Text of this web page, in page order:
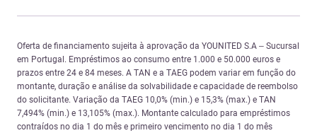
Oferta de financiamento sujeita à aprovação da YOUNITED S.A – Sucursal
em Portugal. Empréstimos ao consumo entre 1.000 e 50.000 euros e
prazos entre 24 e 84 meses. A TAN e a TAEG podem variar em função do
montante, duração e análise da solvabilidade e capacidade de reembolso
do solicitante. Variação da TAEG 10,0% (min.) e 15,3% (max.) e TAN
7,494% (min.) e 13,105% (max.). Montante calculado para empréstimos
contraídos no dia 1 do mês e primeiro vencimento no dia 1 do mês